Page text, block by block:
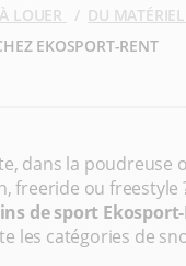
LOUER
DU
EKOSPORT-RENT
dans la poudreuse
freeride ou
de sport
les catégories de